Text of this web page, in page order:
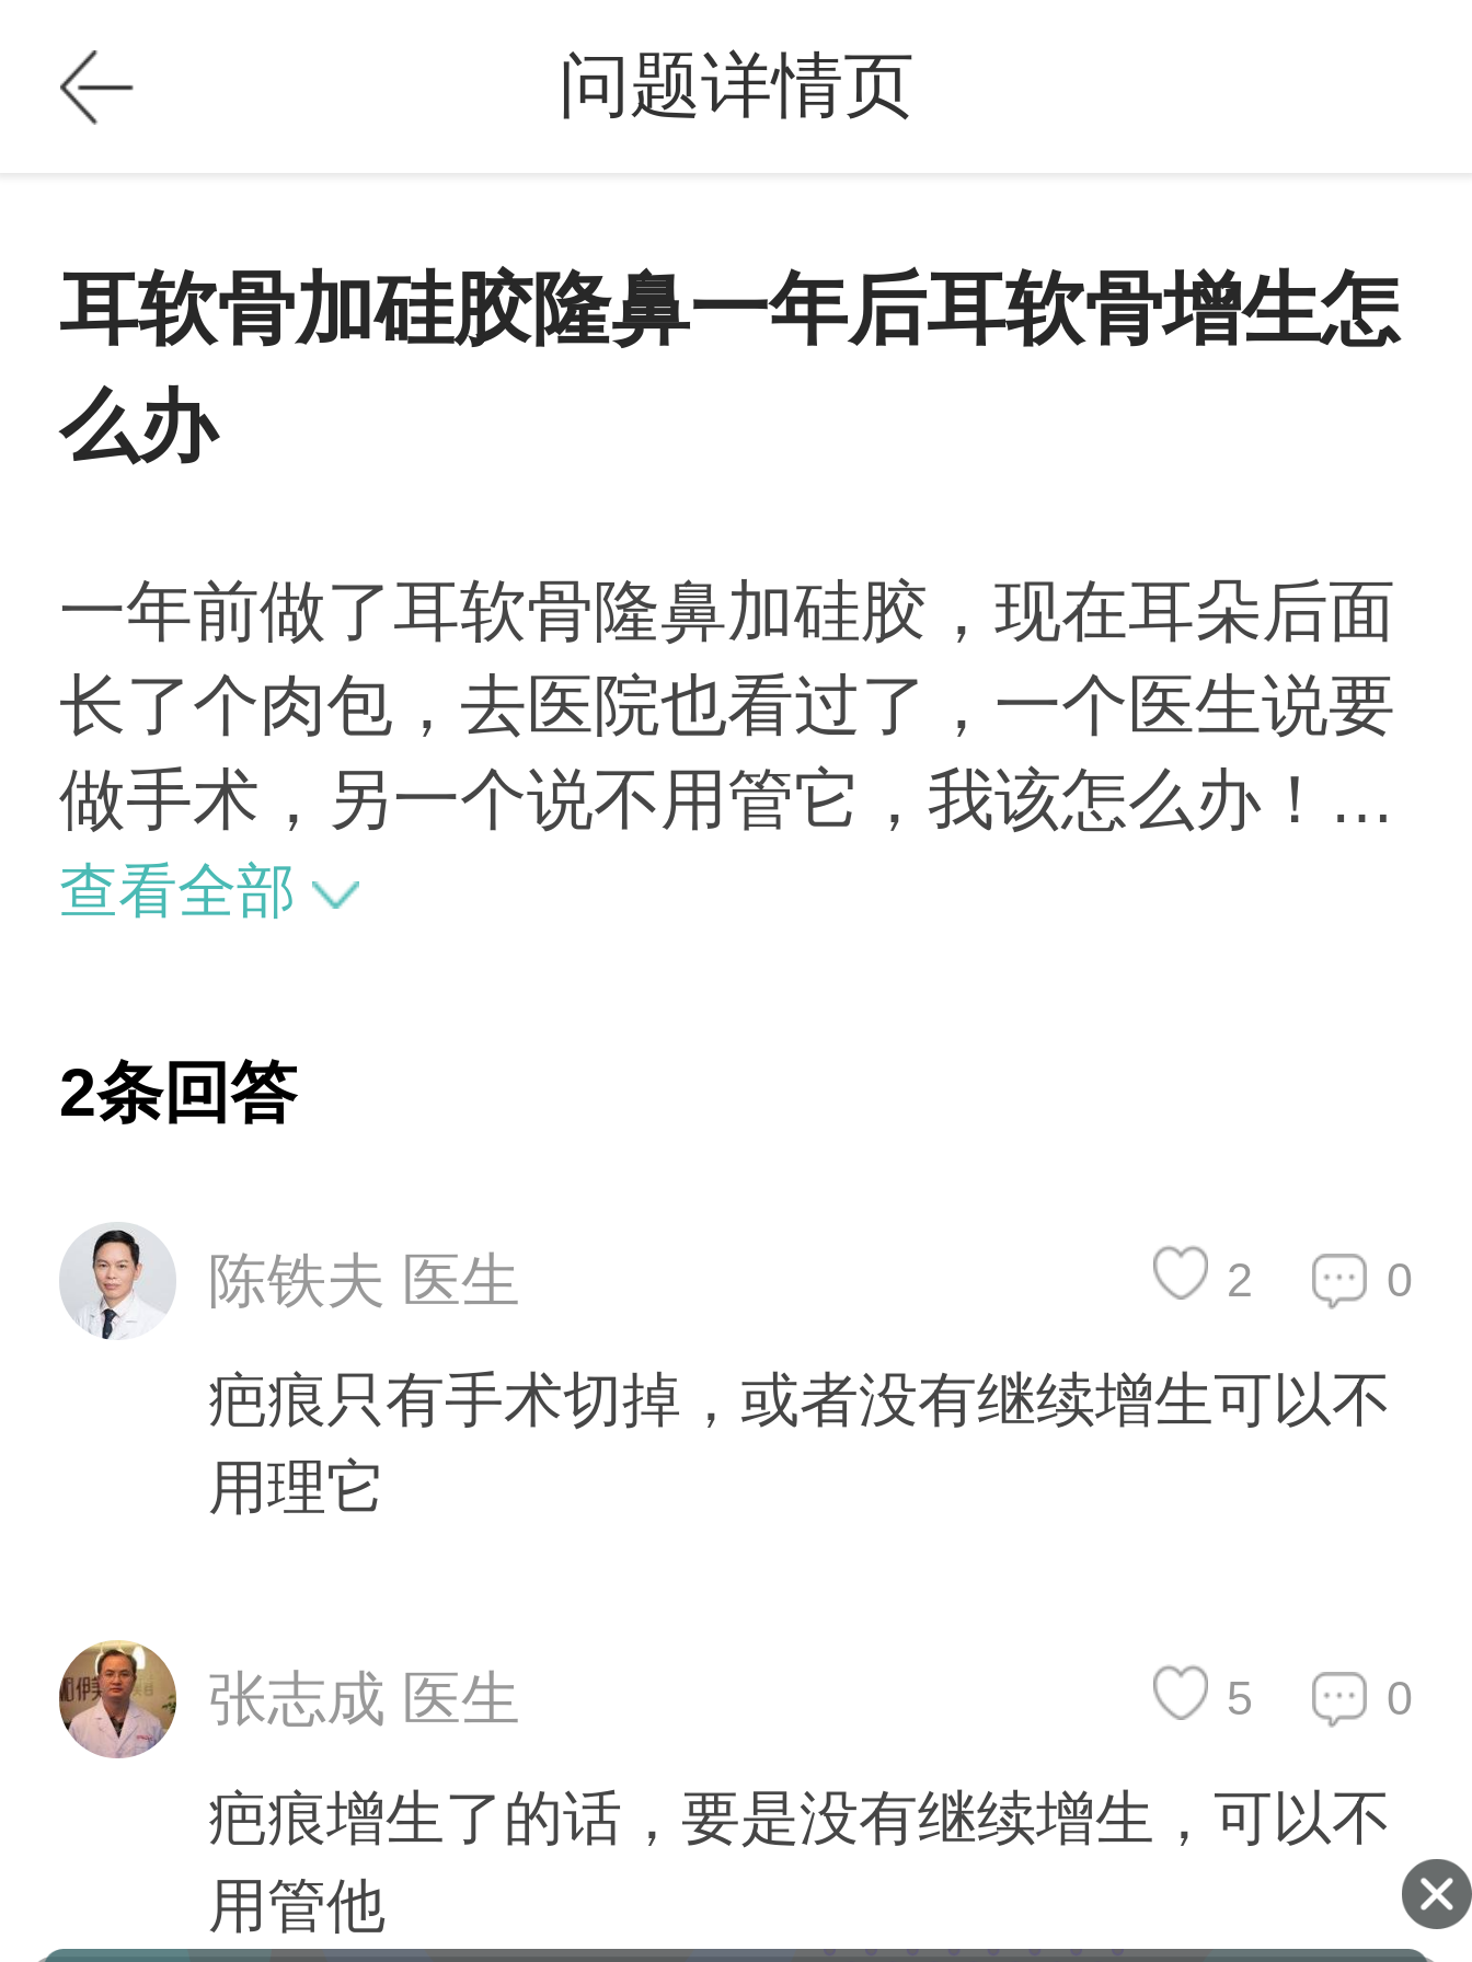
问题详情页
耳软骨加硅胶隆鼻一年后耳软骨增生怎
么办
一年前做了耳软骨隆鼻加硅胶，现在耳朵后面
长了个肉包，去医院也看过了，一个医生说要
做手术，另一个说不用管它，我该怎么办！闹
心死了！
查看全部
2条回答
陈铁夫 医生 0
2
疤痕只有手术切掉，或者没有继续增生可以不
用理它
张志成 医生 0
5
疤痕增生了的话，要是没有继续增生，可以不
用管他